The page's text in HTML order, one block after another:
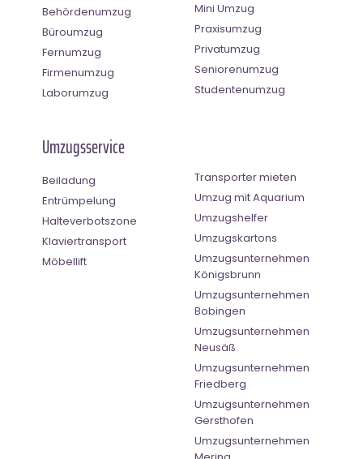
Behördenumzug
Büroumzug
Fernumzug
Firmenumzug
Laborumzug
Mini Umzug
Praxisumzug
Privatumzug
Seniorenumzug
Studentenumzug
Umzugsservice
Beiladung
Entrümpelung
Halteverbotszone
Klaviertransport
Möbellift
Transporter mieten
Umzug mit Aquarium
Umzugshelfer
Umzugskartons
Umzugsunternehmen
Königsbrunn
Umzugsunternehmen
Bobingen
Umzugsunternehmen
Neusäß
Umzugsunternehmen
Friedberg
Umzugsunternehmen
Gersthofen
Umzugsunternehmen